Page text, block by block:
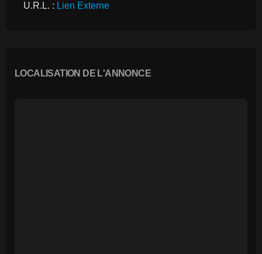
U.R.L. : Lien Externe
LOCALISATION DE L'ANNONCE